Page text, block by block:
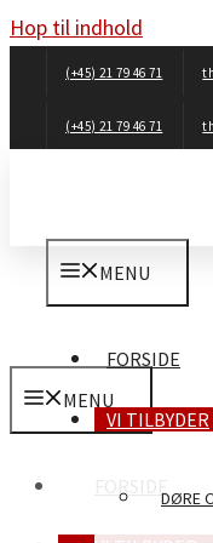
Hop til indhold
(+45) 21 79 46 71
(+45) 21 79 46 71
MENU
FORSIDE
VI TILBYDER
DØRE
MENU
FORSIDE